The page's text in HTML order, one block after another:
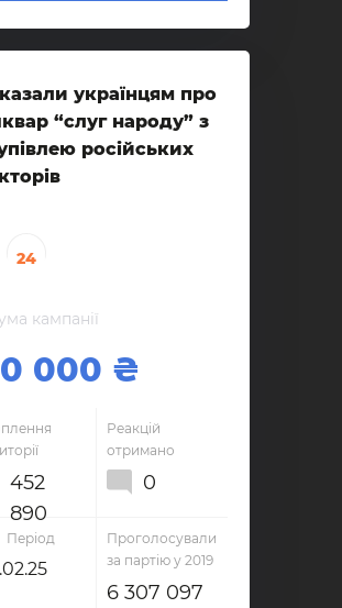
українцям про
“слуг народу” з
російських
24
кампанії
000
452
890
Реакцій
отримано
0
Період
Проголосували
за партію у 2019
6 307 097